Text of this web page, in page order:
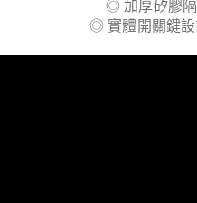
◎ 加厚矽膠
◎ 實體開關鍵